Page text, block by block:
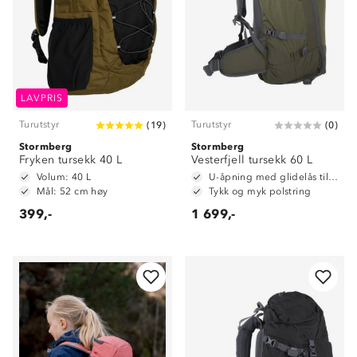
LAVPRIS
Turutstyr ( 19)
Stormberg
Fryken tursekk 40 L
Volum: 40 L
Mål: 52 cm høy
399,-
Turutstyr (0)
Stormberg
Vesterfjell tursekk 60 L
U-åpning med glidelås til hovedrom
Tykk og myk polstring
1 699,-